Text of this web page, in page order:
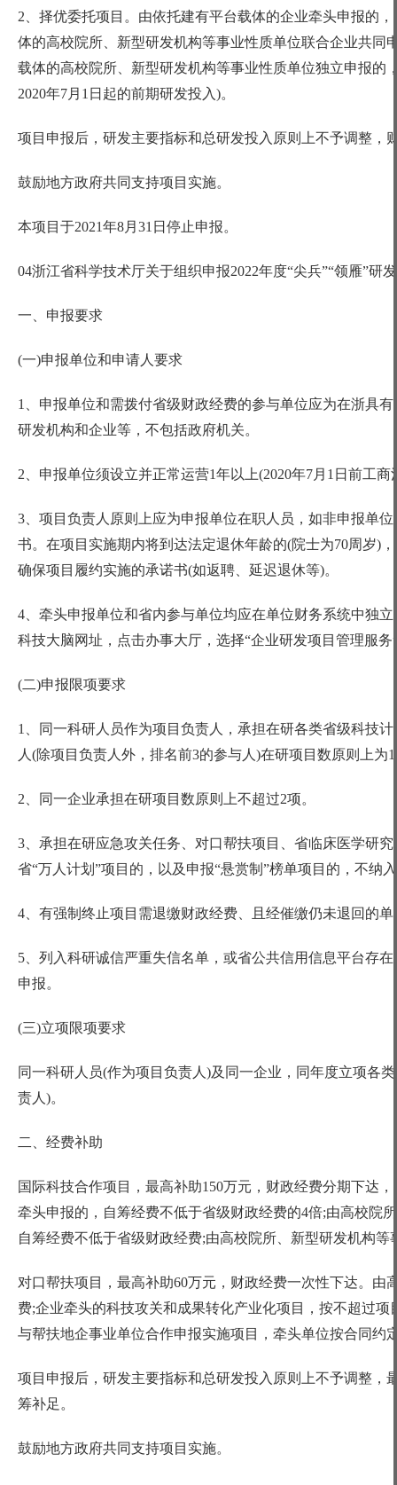
2、择优委托项目。由依托建有平台载体的企业牵头申报的
体的高校院所、新型研发机构等事业性质单位联合企业共
载体的高校院所、新型研发机构等事业性质单位独立申报的
2020年7月1日起的前期研发投入)。
项目申报后，研发主要指标和总研发投入原则上不予调整，
鼓励地方政府共同支持项目实施。
本项目于2021年8月31日停止申报。
04浙江省科学技术厅关于组织申报2022年度“尖兵”“领雁”研
一、申报要求
(一)申报单位和申请人要求
1、申报单位和需拨付省级财政经费的参与单位应为在浙具
研发机构和企业等，不包括政府机关。
2、申报单位须设立并正常运营1年以上(2020年7月1日前工
3、项目负责人原则上应为申报单位在职人员，如非申报单
书。在项目实施期内将到达法定退休年龄的(院士为70周岁)
确保项目履约实施的承诺书(如返聘、延迟退休等)。
4、牵头申报单位和省内参与单位均应在单位财务系统中独
科技大脑网址，点击办事大厅，选择“企业研发项目管理服
(二)申报限项要求
1、同一科研人员作为项目负责人，承担在研各类省级科技
人(除项目负责人外，排名前3的参与人)在研项目数原则上为
2、同一企业承担在研项目数原则上不超过2项。
3、承担在研应急攻关任务、对口帮扶项目、省临床医学研
省“万人计划”项目的，以及申报“悬赏制”榜单项目的，不纳
4、有强制终止项目需退缴财政经费、且经催缴仍未退回的
5、列入科研诚信严重失信名单，或省公共信用信息平台存
申报。
(三)立项限项要求
同一科研人员(作为项目负责人)及同一企业，同年度立项各
责人)。
二、经费补助
国际科技合作项目，最高补助150万元，财政经费分期下达
牵头申报的，自筹经费不低于省级财政经费的4倍;由高校院
自筹经费不低于省级财政经费;由高校院所、新型研发机构
对口帮扶项目，最高补助60万元，财政经费一次性下达。由
费;企业牵头的科技攻关和成果转化产业化项目，按不超过
与帮扶地企事业单位合作申报实施项目，牵头单位按合同约
项目申报后，研发主要指标和总研发投入原则上不予调整
筹补足。
鼓励地方政府共同支持项目实施。